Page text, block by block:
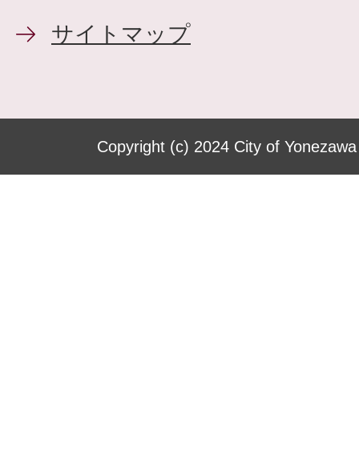
サイトマップ
Copyright (c) 2024 City of